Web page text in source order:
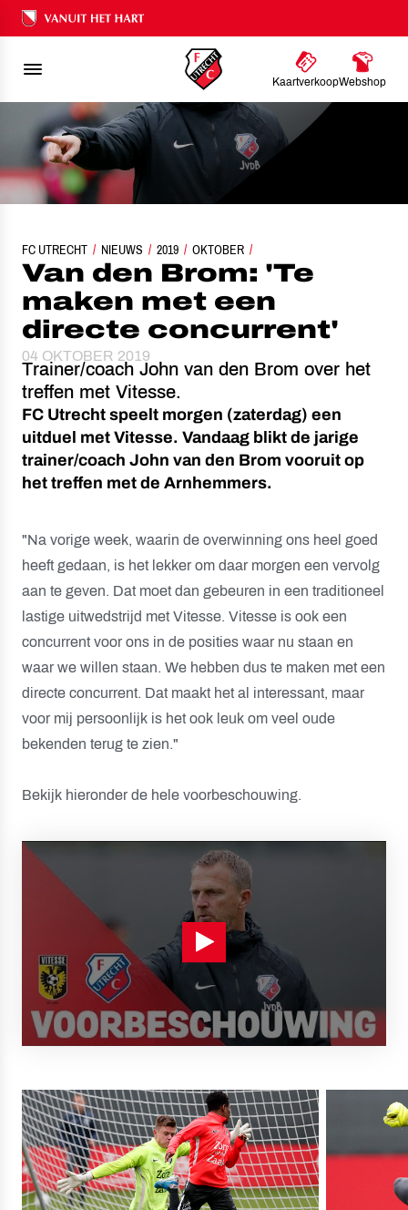
Ons nalatenschap
KaartverkoopWebshop
FC UTRECHT NIEUWS 2019 OKTOBER
VAN DEN BROM: 'TE MAKEN MET EEN DIRECTE CONCURRENT'
Van den Brom: 'Te
maken met een
directe concurrent'
04 OKTOBER 2019
Trainer/coach John van den Brom over het
treffen met Vitesse.
FC Utrecht speelt morgen (zaterdag) een
uitduel met Vitesse. Vandaag blikt de jarige
trainer/coach John van den Brom vooruit op
het treffen met de Arnhemmers.
"Na vorige week, waarin de overwinning ons heel goed
heeft gedaan, is het lekker om daar morgen een vervolg
aan te geven. Dat moet dan gebeuren in een traditioneel
lastige uitwedstrijd met Vitesse. Vitesse is ook een
concurrent voor ons in de posities waar nu staan en
waar we willen staan. We hebben dus te maken met een
directe concurrent. Dat maakt het al interessant, maar
voor mij persoonlijk is het ook leuk om veel oude
bekenden terug te zien."
Bekijk hieronder de hele voorbeschouwing.